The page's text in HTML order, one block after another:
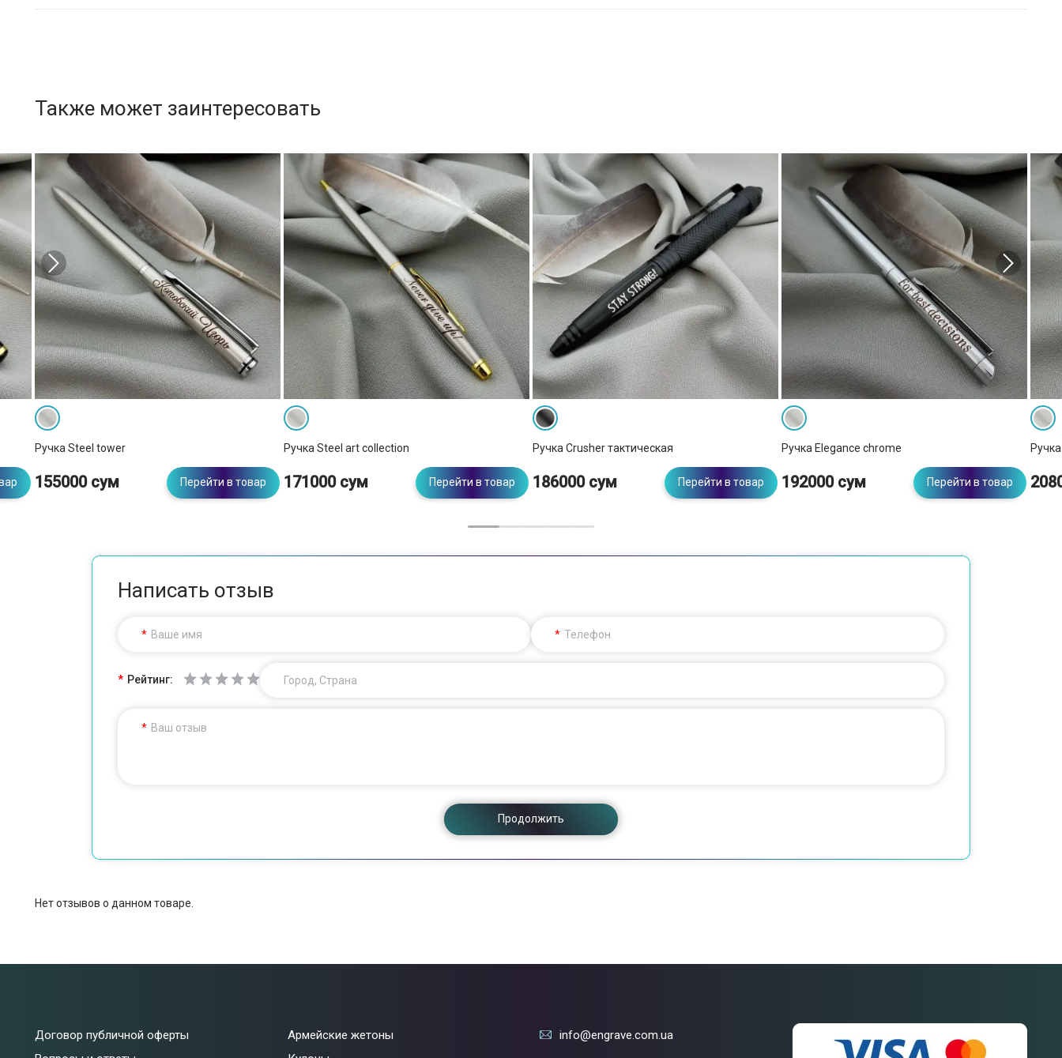
Также может заинтересовать
Ручка Steel tower
155000 сум Перейти в товар
Ручка Steel art collection
171000 сум Перейти в товар
Ручка Crusher тактическая
186000 сум Перейти в товар
Ручка Elegance chrome
192000 сум Перейти в товар
Написать отзыв
Ваше имя Телефон
Рейтинг: Город, Страна
Ваш отзыв
Продолжить
Нет отзывов о данном товаре.
Договор публичной оферты
Армейские жетоны
info@engrave.com.ua